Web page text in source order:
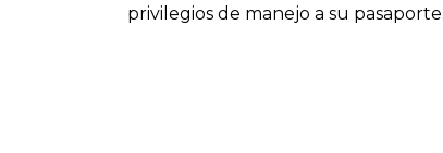
privilegios de manejo a su pasaporte.